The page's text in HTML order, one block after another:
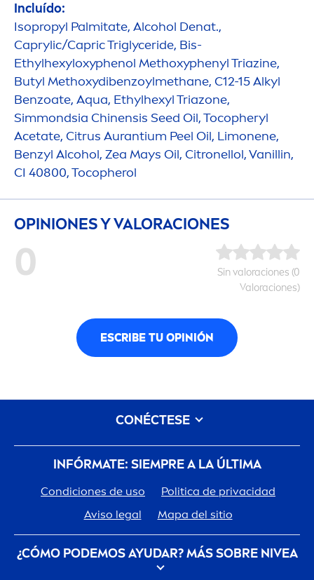
Incluído:
Isopropyl Palmitate, Alcohol Denat.,
Caprylic/Capric Triglyceride, Bis-
Ethylhexyloxyphenol Methoxyphenyl Triazine,
Butyl Methoxydibenzoylmethane, C12-15 Alkyl
Benzoate, Aqua, Ethylhexyl Triazone,
Simmondsia Chinensis Seed Oil, Tocopheryl
Acetate, Citrus Aurantium Peel Oil, Limonene,
Benzyl Alcohol, Zea Mays Oil, Citronellol, Vanillin,
CI 40800, Tocopherol
OPINIONES Y VALORACIONES
0
Sin valoraciones (0
Valoraciones)
ESCRIBE TU OPINIÓN
INFÓRMATE: SIEMPRE A LA ÚLTIMA
Condiciones de uso
Politica de privacidad
Aviso legal
Mapa del sitio
¿CÓMO PODEMOS AYUDAR? MÁS SOBRE NIVEA
CONÉCTESE